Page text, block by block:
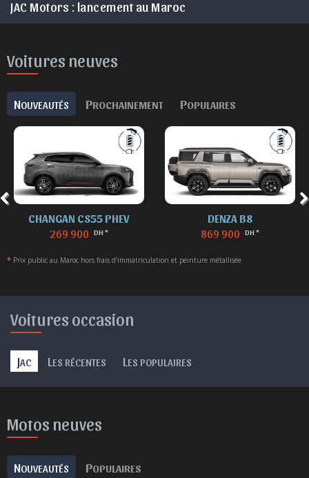
JAC Motors : lancement au Maroc
Voitures neuves
NOUVEAUTÉS PROCHAINEMENT POPULAIRES
CHANGAN CS55 PHEV
269 900 DH *
DENZA B8
869 900 DH *
* Prix public au Maroc hors frais d'immatriculation et peinture métallisée
Voitures occasion
JAC L ES RÉCENTES L ES POPULAIRES
Motos neuves
NOUVEAUTÉS POPULAIRES